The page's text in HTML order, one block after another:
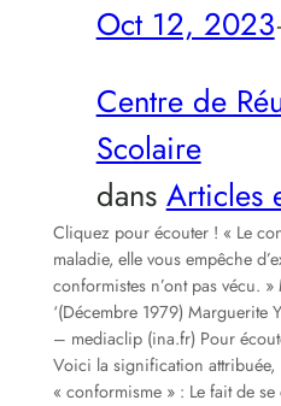
Oct 12, 2023
Centre de
Scolaire
dans Articles
Cliquez pour écouter ! « Le
maladie, elle vous empêche
conformistes n’ont pas vécu.
‘(Décembre 1979) Marguerite
– mediaclip (ina.fr) Pour
Voici la signification attribuée,
« conformisme » : Le fait de